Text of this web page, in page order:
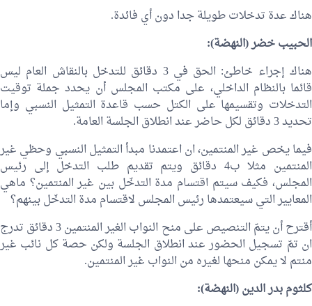
هناك عدة تدخلات طويلة جدا دون أي فائدة.
الحبيب خضر(النهضة):
هناك إجراء خاطئ: الحق في 3 دقائق للتدخل بالنقاش العام ليس
قائما بالنظام الداخلي، على مكتب المجلس أن يحدد جملة توقيت
التدخلات وتقسيمها على الكتل حسب قاعدة التمثيل النسبي وإما
تحديد 3 دقائق لكل حاضر عند انطلاق الجلسة العامة.
فيما يخص غير المنتمين، ان اعتمدنا مبدأ التمثيل النسبي وحظي غير
المنتمين مثلا ب4 دقائق ويتم تقديم طلب التدخل إلى رئيس
المجلس، فكيف سيتم اقتسام مدة التدخّل بين غير المنتمين؟ ماهي
المعايير التي سيعتمدها رئيس المجلس لاقتسام مدة التدخّل بينهم؟
أقترح أن يتمّ التنصيص على منح النواب الغير المنتمين 3 دقائق تدرج
ان تمّ تسجيل الحضور عند انطلاق الجلسة ولكن حصة كل نائب غير
منتم لا يمكن منحها لغيره من النواب غير المنتمين.
كلثوم بدر الدين(النهضة):